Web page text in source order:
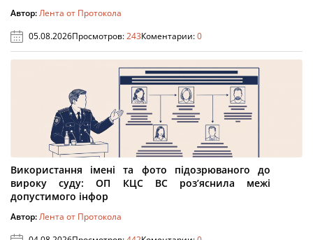
Автор:Лента от Протокола
05.08.2026Просмотров:243Коментарии:0
Використання імені та фото підозрюваного до
вироку суду: ОП КЦС ВС роз’яснила межі
допустимого інфор
Автор:Лента от Протокола